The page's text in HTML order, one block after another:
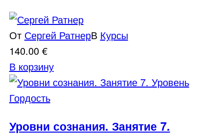
От Сергей РатнерВ Курсы
140.00 €
В корзину
Уровни сознания. Занятие 7.